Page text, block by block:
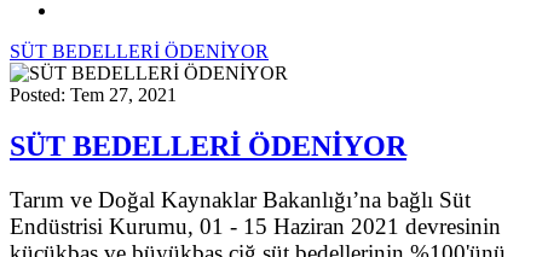
SÜT BEDELLERİ ÖDENİYOR
Posted: Tem 27, 2021
SÜT BEDELLERİ ÖDENİYOR
Tarım ve Doğal Kaynaklar Bakanlığı’na bağlı Süt
Endüstrisi Kurumu, 01 - 15 Haziran 2021 devresinin